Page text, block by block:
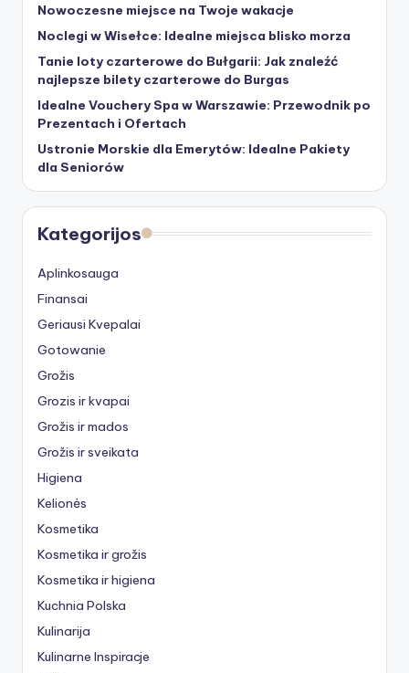
Nowoczesne miejsce na Twoje wakacje
Noclegi w Wisełce: Idealne miejsca blisko morza
Tanie loty czarterowe do Bułgarii: Jak znaleźć
najlepsze bilety czarterowe do Burgas
Idealne Vouchery Spa w Warszawie: Przewodnik po
Prezentach i Ofertach
Ustronie Morskie dla Emerytów: Idealne Pakiety
dla Seniorów
Kategorijos
Aplinkosauga
Finansai
Geriausi Kvepalai
Gotowanie
Grožis
Grozis ir kvapai
Grožis ir mados
Grožis ir sveikata
Higiena
Kelionės
Kosmetika
Kosmetika ir grožis
Kosmetika ir higiena
Kuchnia Polska
Kulinarija
Kulinarne Inspiracje